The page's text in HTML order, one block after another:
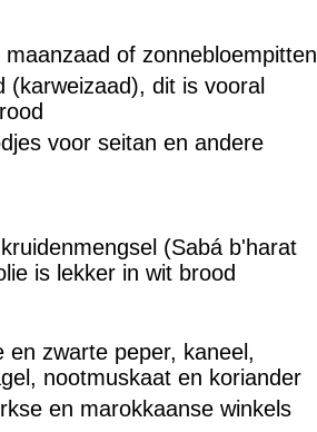
of zonnebloempitten
(karweizaad), dit is vooral
voor seitan en andere
(Sabá b'harat
is lekker in wit brood
en zwarte peper, kaneel,
nootmuskaat en koriander
en marokkaanse winkels